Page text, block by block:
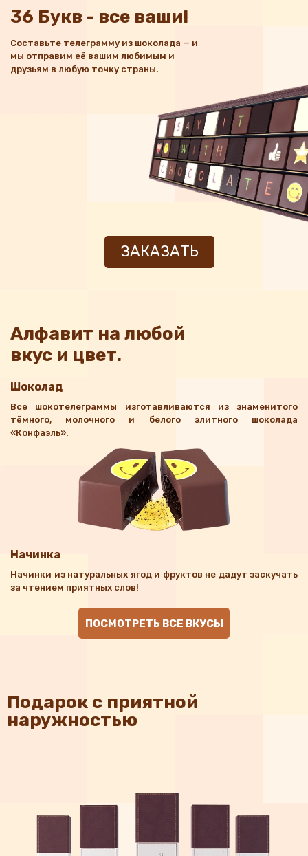
36 Букв - все ваши!
Составьте телеграмму из шоколада — и
мы отправим её вашим любимым и
друзьям в любую точку страны.
ЗАКАЗАТЬ
Алфавит на любой
вкус и цвет.
Шоколад
Все шокотелеграммы изготавливаются из знаменитого
тёмного, молочного и белого элитного шоколада
«Конфаэль».
Начинка
Начинки из натуральных ягод и фруктов не дадут заскучать
за чтением приятных слов!
ПОСМОТРЕТЬ ВСЕ ВКУСЫ
Подарок с приятной
наружностью